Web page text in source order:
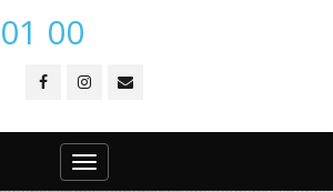
00
Toggle
navigation